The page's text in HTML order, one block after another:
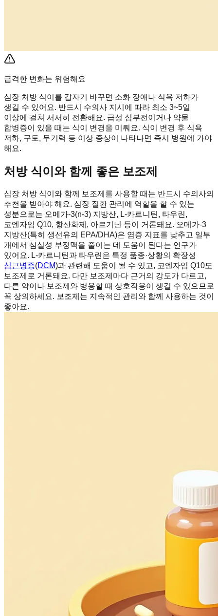
급격한 변화는 위험해요
심장 처방 식이를 갑자기 바꾸면 소화 장애나 식욕 저하가
생길 수 있어요. 반드시 수의사 지시에 따라 최소 3~5일
이상에 걸쳐 서서히 전환해요. 급성 심부전이거나 약물
합병증이 있을 때는 식이 변경을 미뤄요. 식이 변경 후 식욕
저하, 구토, 무기력 등 이상 증상이 나타나면 즉시 병원에 가야
해요.
처방 식이와 함께 좋은 보조제
심장 처방 식이와 함께 보조제를 사용할 때는 반드시 수의사의
추천을 받아야 해요. 심장 질환 관리에 역할을 할 수 있는
성분으로는 오메가-3(n-3) 지방산, L-카르니틴, 타우린,
코엔자임 Q10, 항산화제, 아르기닌 등이 거론돼요. 오메가-3
지방산(특히 생선유의 EPA/DHA)은 염증 지표를 낮추고 일부
개에서 심실성 부정맥을 줄이는 데 도움이 된다는 연구가
있어요. L-카르니틴과 타우린은 특정 품종·상황의 확장성
심근병증(DCM)과 관련해 도움이 될 수 있고, 코엔자임 Q10도
보조제로 거론돼요. 다만 보조제마다 근거의 강도가 다르고,
다른 약이나 보조제와 병용할 때 상호작용이 생길 수 있으므로
꼭 상의하세요. 보조제는 지속적인 관리와 함께 사용하는 것이
좋아요.